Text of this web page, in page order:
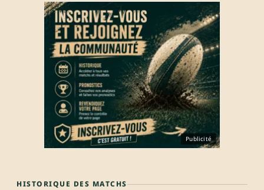
Publicité
HISTORIQUE DES MATCHS